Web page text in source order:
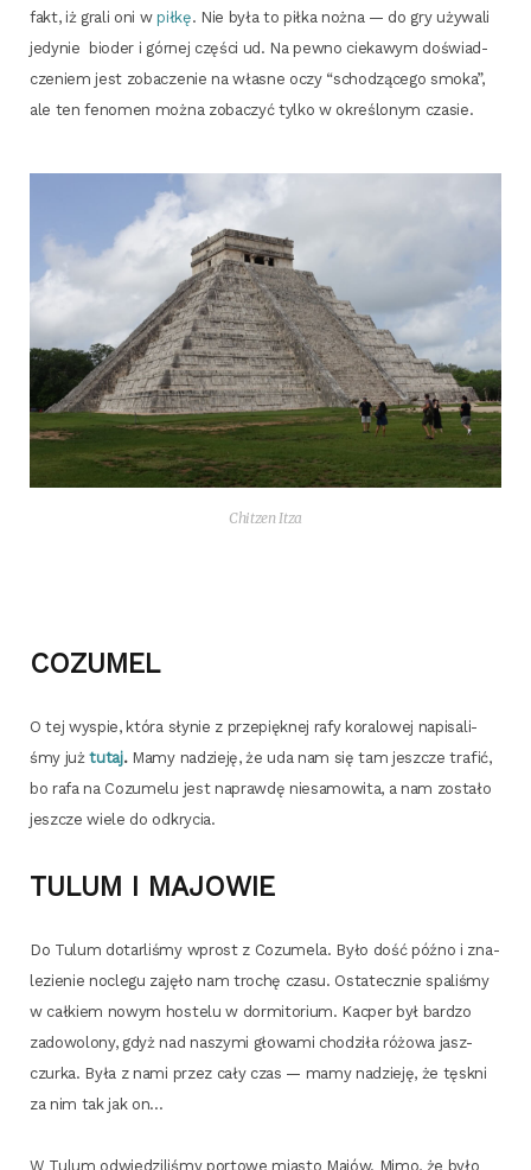
fakt, iż gra­li oni w pił­kę. Nie była to pił­ka noż­na — do gry uży­wa­li
jedy­nie bio­der i gór­nej czę­ści ud. Na pew­no cie­ka­wym doświad­
cze­niem jest zoba­cze­nie na wła­sne oczy “scho­dzą­ce­go smo­ka”,
ale ten feno­men moż­na zoba­czyć tyl­ko w okre­ślo­nym czasie.
Chit­zen Itza
COZUMEL
O tej wyspie, któ­ra sły­nie z prze­pięk­nej rafy kora­lo­wej napi­sa­li­
śmy jużtutaj. Mamy nadzie­ję, że uda nam się tam jesz­cze tra­fić,
bo rafa na Cozu­me­lu jest napraw­dę nie­sa­mo­wi­ta, a nam zosta­ło
jesz­cze wie­le do odkrycia.
TULUM I MAJOWIE
Do Tulum dotar­li­śmy wprost z Cozu­me­la. Było dość póź­no i zna­
le­zie­nie noc­le­gu zaję­ło nam tro­chę cza­su. Osta­tecz­nie spa­li­śmy
w cał­kiem nowym hoste­lu w dormi­to­rium. Kac­per był bar­dzo
zado­wo­lo­ny, gdyż nad naszy­mi gło­wa­mi cho­dzi­ła różo­wa jasz­
czur­ka. Była z nami przez cały czas — mamy nadzie­ję, że tęsk­ni
za nim tak jak on…
W Tulum odwie­dzi­li­śmy por­to­we mia­sto Majów. Mimo, że było